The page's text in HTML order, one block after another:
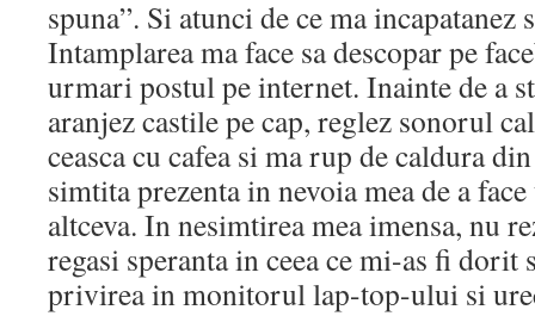
spuna”. Si atunci de ce ma incapatanez
Intamplarea ma face sa descopar pe
urmari postul pe internet. Inainte de a
aranjez castile pe cap, reglez sonorul
ceasca cu cafea si ma rup de caldura
simtita prezenta in nevoia mea de a
altceva. In nesimtirea mea imensa, nu
regasi speranta in ceea ce mi-as fi
privirea in monitorul lap-top-ului si